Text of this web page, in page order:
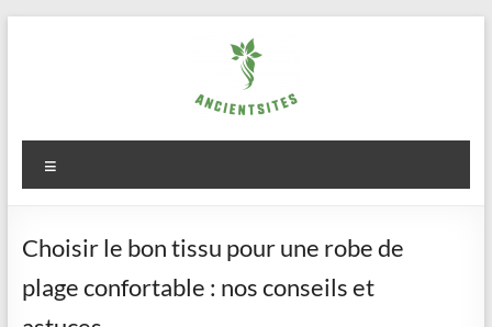
ancientsites.eu
Choisir le bon tissu pour une robe de
plage confortable : nos conseils et